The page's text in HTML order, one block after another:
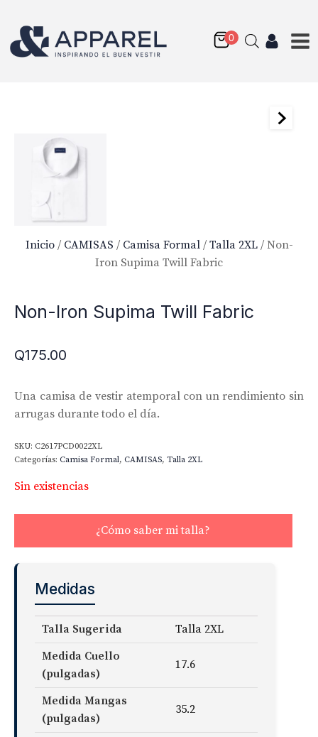
Inicio/ CAMISAS / Camisa Formal/ Talla 2XL/ Non-
Iron Supima Twill Fabric
Non-Iron Supima Twill Fabric
Q175.00
Una camisa de vestir atemporal con un rendimiento sin
arrugas durante todo el día.
SKU: C2617PCD0022XL
Categorías: Camisa Formal, CAMISAS, Talla 2XL
Sin existencias
¿Cómo saber mi talla?
Medidas
Talla Sugerida
Talla 2XL
Medida Cuello
(pulgadas)
17.6
Medida Mangas
(pulgadas)
35.2